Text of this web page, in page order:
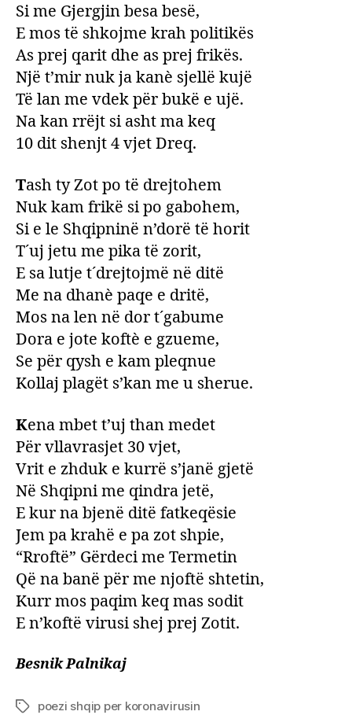
Si me Gjergjin besa besë,
E mos të shkojme krah politikës
As prej qarit dhe as prej frikës.
Një t’mir nuk ja kanè sjellë kujë
Të lan me vdek për bukë e ujë.
Na kan rrëjt si asht ma keq
10 dit shenjt 4 vjet Dreq.
Tash ty Zot po të drejtohem
Nuk kam frikë si po gabohem,
Si e le Shqipninë n’dorë të horit
T´uj jetu me pika të zorit,
E sa lutje t´drejtojmë në ditë
Me na dhanè paqe e dritë,
Mos na len në dor t´gabume
Dora e jote koftè e gzueme,
Se për qysh e kam pleqnue
Kollaj plagët s’kan me u sherue.
Kena mbet t’uj than medet
Për vllavrasjet 30 vjet,
Vrit e zhduk e kurrë s’janë gjetë
Në Shqipni me qindra jetë,
E kur na bjenë ditë fatkeqësie
Jem pa krahë e pa zot shpie,
“Rroftë” Gërdeci me Termetin
Që na banë për me njoftë shtetin,
Kurr mos paqim keq mas sodit
E n’koftë virusi shej prej Zotit.
Besnik Palnikaj
Tagspoezi shqip per koronavirusin